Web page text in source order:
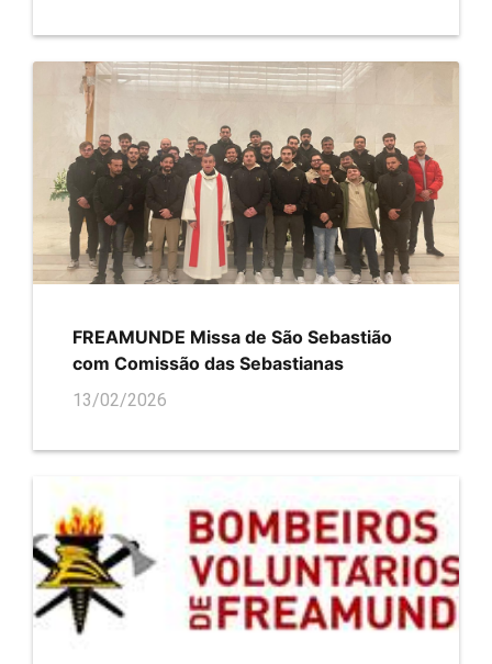
FREAMUNDE Missa de São Sebastião
com Comissão das Sebastianas
13/02/2026